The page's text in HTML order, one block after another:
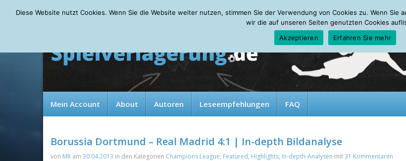
Saturday, 08.08.2026
Mein Account About Autoren Leseempfehlungen FAQ
Borussia Dortmund – Real Madrid 4:1 | In-depth Bildanalyse
von MR am 30.04.2013 in den Kategorien Champions League, Featured, Highlights, In-depth-Analysen mit31 Kommentaren
Diese Website nutzt Cookies. Wenn Sie die Website weiter nutzen, stimmen Sie der Verwendung von Cookies zu. Wenn
wir die auf unseren Seiten genutzten Cookies
Akzeptieren
Erfahren Sie mehr